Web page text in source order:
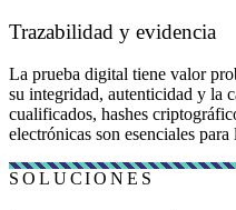
Trazabilidad y evidencia
La prueba digital tiene valor
su integridad, autenticidad y la
cualificados, hashes
electrónicas son esenciales
SOLUCIONES